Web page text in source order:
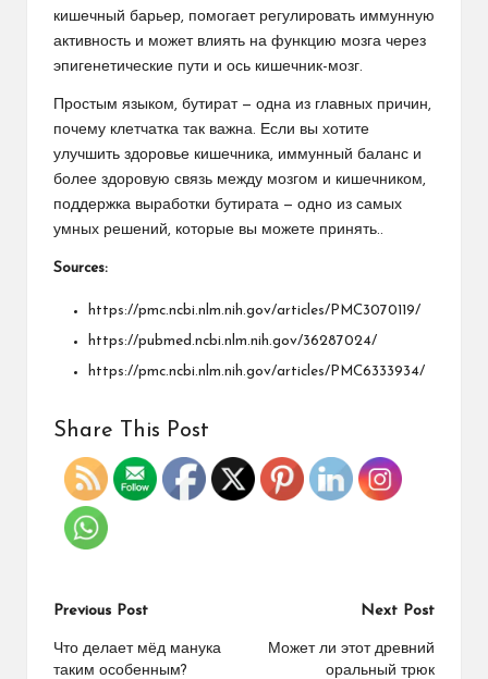
кишечный барьер, помогает регулировать иммунную
активность и может влиять на функцию мозга через
эпигенетические пути и ось кишечник-мозг.
Простым языком, бутират — одна из главных причин,
почему клетчатка так важна. Если вы хотите
улучшить здоровье кишечника, иммунный баланс и
более здоровую связь между мозгом и кишечником,
поддержка выработки бутирата — одно из самых
умных решений, которые вы можете принять..
Sources:
https://pmc.ncbi.nlm.nih.gov/articles/PMC3070119/
https://pubmed.ncbi.nlm.nih.gov/36287024/
https://pmc.ncbi.nlm.nih.gov/articles/PMC6333934/
Share This Post
Previous Post
Что делает мёд манука
таким особенным?
Next Post
Может ли этот древний
оральный трюк